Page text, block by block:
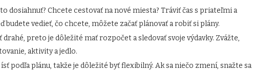
dosiahnuť? Chcete cestovať na nové miesta? Tráviť čas s priateľmi a
budete vedieť, čo chcete, môžete začať plánovať a robiť si plány.
drahé, preto je dôležité mať rozpočet a sledovať svoje výdavky. Zvážte,
aktivity a jedlo.
podľa plánu, takže je dôležité byť flexibilný. Ak sa niečo zmení, snažte sa